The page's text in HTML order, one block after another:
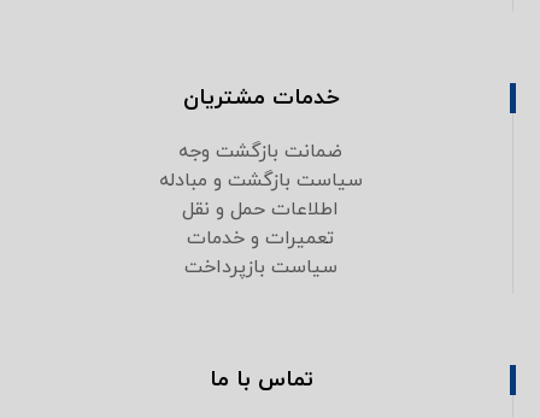
خدمات مشتریان
ضمانت بازگشت وجه
سیاست بازگشت و مبادله
اطلاعات حمل و نقل
تعمیرات و خدمات
سیاست بازپرداخت
تماس با ما